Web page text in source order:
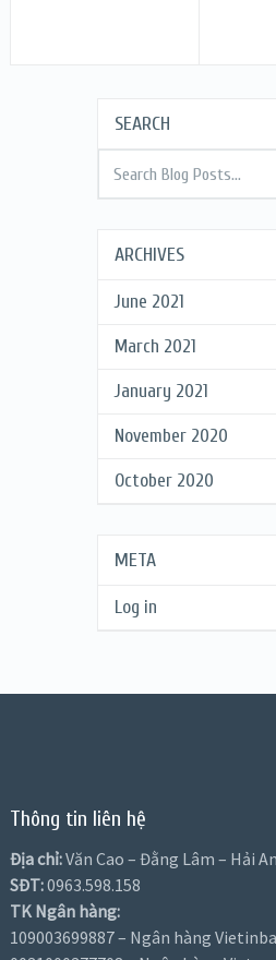
SEARCH
ARCHIVES
June 2021
March 2021
January 2021
November 2020
October 2020
META
Log in
Thông tin liên hệ
Địa chỉ:Văn Cao – Đằng Lâm – Hải
SĐT:0963.598.158
TK Ngân hàng:
109003699887 – Ngân hàng